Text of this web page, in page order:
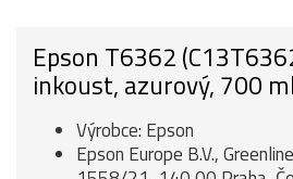
Epson T6362
inkoust, azurový, 700 ml
Výrobce: Epson
Epson Europe B.V.,